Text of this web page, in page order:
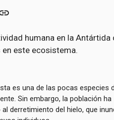
humana en la
en este ecosistema.